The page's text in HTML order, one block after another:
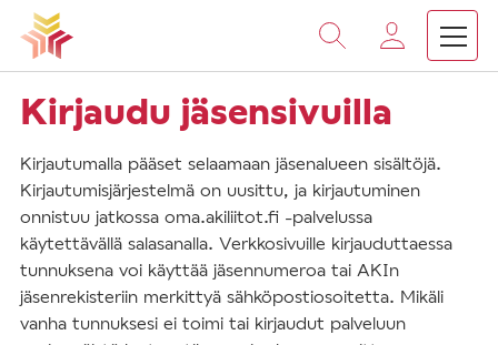
Vieritä
sisältöön
Kirjaudu jäsensivuilla
Kirjautumalla pääset selaamaan jäsenalueen sisältöjä.
Kirjautumisjärjestelmä on uusittu, ja kirjautuminen
onnistuu jatkossa oma.akiliitot.fi -palvelussa
käytettävällä salasanalla. Verkkosivuille kirjauduttaessa
tunnuksena voi käyttää jäsennumeroa tai AKIn
jäsenrekisteriin merkittyä sähköpostiosoitetta. Mikäli
vanha tunnuksesi ei toimi tai kirjaudut palveluun